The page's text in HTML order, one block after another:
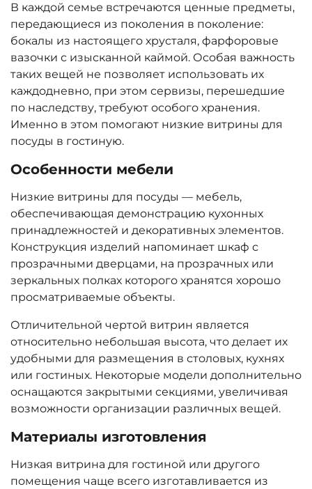
В каждой семье встречаются ценные предметы,
передающиеся из поколения в поколение:
бокалы из настоящего хрусталя, фарфоровые
вазочки с изысканной каймой. Особая важность
таких вещей не позволяет использовать их
каждодневно, при этом сервизы, перешедшие
по наследству, требуют особого хранения.
Именно в этом помогают низкие витрины для
посуды в гостиную.
Особенности мебели
Низкие витрины для посуды — мебель,
обеспечивающая демонстрацию кухонных
принадлежностей и декоративных элементов.
Конструкция изделий напоминает шкаф с
прозрачными дверцами, на прозрачных или
зеркальных полках которого хранятся хорошо
просматриваемые объекты.
Отличительной чертой витрин является
относительно небольшая высота, что делает их
удобными для размещения в столовых, кухнях
или гостиных. Некоторые модели дополнительно
оснащаются закрытыми секциями, увеличивая
возможности организации различных вещей.
Материалы изготовления
Низкая витрина для гостиной или другого
помещения чаще всего изготавливается из